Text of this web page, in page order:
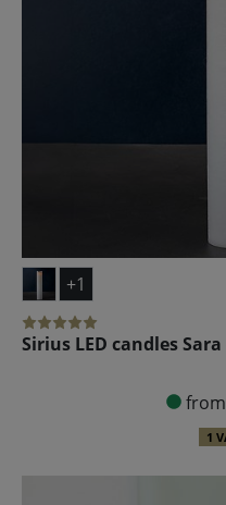
+1
Sirius LED candles
from
1